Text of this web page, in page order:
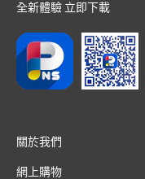
全新體驗 立即下載
關於我們
網上購物